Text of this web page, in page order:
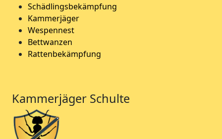
Schädlingsbekämpfung
Kammerjäger
Wespennest
Bettwanzen
Rattenbekämpfung
Kammerjäger Schulte